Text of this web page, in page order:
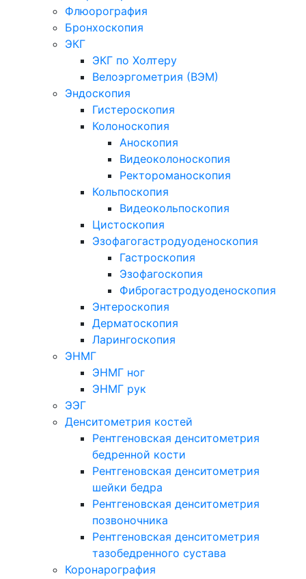
Флюорография
Бронхоскопия
ЭКГ
ЭКГ по Холтеру
Велоэргометрия (ВЭМ)
Эндоскопия
Гистероскопия
Колоноскопия
Аноскопия
Видеоколоноскопия
Ректороманоскопия
Кольпоскопия
Видеокольпоскопия
Цистоскопия
Эзофагогастродуоденоскопия
Гастроскопия
Эзофагоскопия
Фиброгастродуоденоскопия
Энтероскопия
Дерматоскопия
Ларингоскопия
ЭНМГ
ЭНМГ ног
ЭНМГ рук
ЭЭГ
Денситометрия костей
Рентгеновская денситометрия
бедренной кости
Рентгеновская денситометрия
шейки бедра
Рентгеновская денситометрия
позвоночника
Рентгеновская денситометрия
тазобедренного сустава
Коронарография